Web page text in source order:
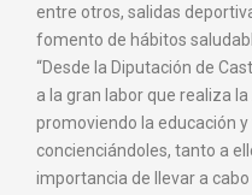
entre otros, salidas
fomento de hábitos
“Desde la Diputación de
a la gran labor que realiza
promoviendo la educación
concienciándoles, tanto a
importancia de llevar a